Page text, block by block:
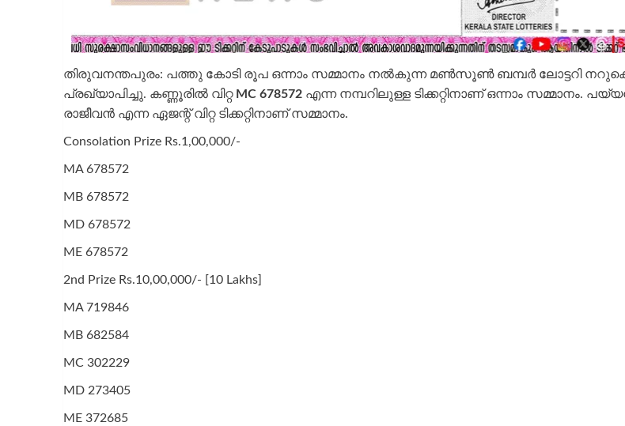
തിരുവനന്തപുരം: പത്തു കോടി രൂപ ഒന്നാം സമ്മാനം നൽകുന്ന മൺസൂൺ ബമ്പർ ലോട്ടറി
പ്രഖ്യാപിച്ചു. കണ്ണൂരിൽ വിറ്റ MC 678572എന്ന നമ്പറിലുള്ള ടിക്കറ്റിനാണ് ഒന്നാം സമ്മാനം.
രാജീവൻ എന്ന ഏജന്റ് വിറ്റ ടിക്കറ്റിനാണ് സമ്മാനം.
Consolation Prize Rs.1,00,000/-
MA 678572
MB 678572
MD 678572
ME 678572
2nd Prize Rs.10,00,000/- [10 Lakhs]
MA 719846
MB 682584
MC 302229
MD 273405
ME 372685